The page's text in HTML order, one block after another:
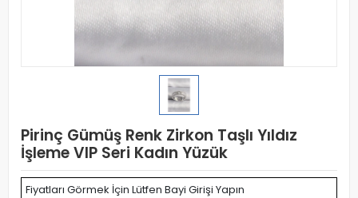
Pirinç Gümüş Renk Zirkon Taşlı Yıldız
İşleme VIP Seri Kadın Yüzük
Fiyatları Görmek İçin Lütfen Bayi Girişi Yapın